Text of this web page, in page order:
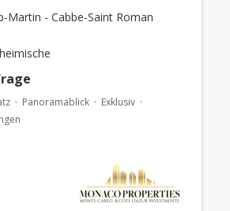
Martin - Cabbe-Saint Roman
Panoramablick
Exklusiv